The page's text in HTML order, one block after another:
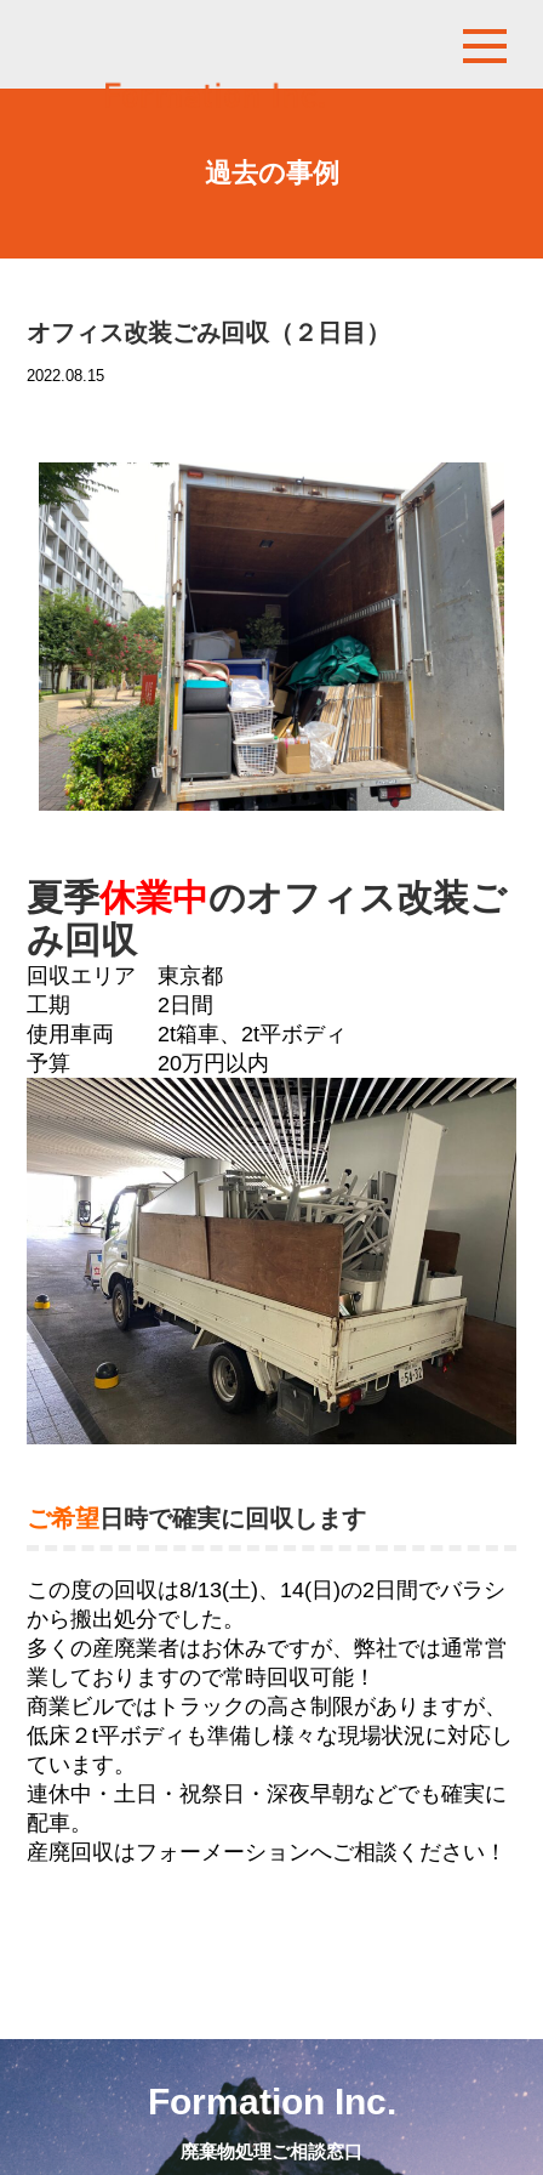
過去の事例
オフィス改装ごみ回収（２日目）
2022.08.15
夏季休業中のオフィス改装ご
み回収
回収エリア 東京都
工期 2日間
使用車両 2t箱車、2t平ボディ
予算 20万円以内
ご希望 日時で確実に回収します
この度の回収は8/13(土)、14(日)の2日間でバラシ
から搬出処分でした。
多くの産廃業者はお休みですが、弊社では通常営
業しておりますので常時回収可能！
商業ビルではトラックの高さ制限がありますが、
低床２t平ボディも準備し様々な現場状況に対応し
ています。
連休中・土日・祝祭日・深夜早朝などでも確実に
配車。
産廃回収はフォーメーションへご相談ください！
Formation Inc.
廃棄物処理ご相談窓口